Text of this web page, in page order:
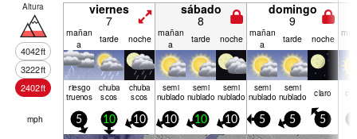
Altura
4042ft
3222ft
2402ft
viernes
7
sábado
8
domingo
9
mañan
a
tarde noche mañan
a
tarde noche mañan
a
tarde noche
riesgo
truenos
chuba
scos
chuba
scos
semi
nublado
semi
nublado
semi
nublado
semi
nublado
semi
nublado claro
mph 5 10 10 10 10 10 5 5 5